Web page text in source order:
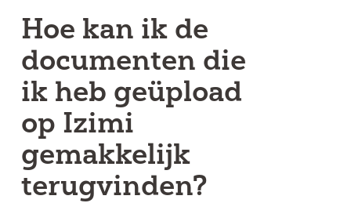
Hoe kan ik de
documenten die
ik heb geüpload
op Izimi
gemakkelijk
terugvinden?